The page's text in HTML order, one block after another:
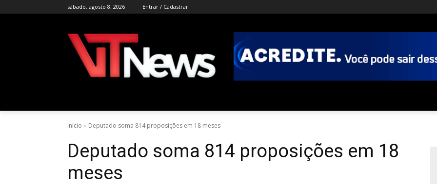
sábado, agosto 8, 2026 Entrar / Cadastrar
Início Deputado soma 814 proposições em 18 meses
Deputado soma 814 proposições em 18
meses